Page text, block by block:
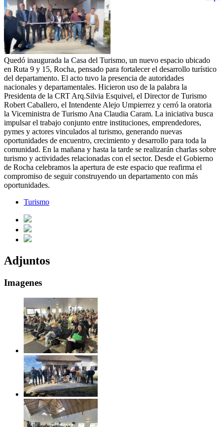
Quedó inaugurada la Casa del Turismo, un nuevo espacio ubicado
en Ruta 9 y 15, Rocha, pensado para fortalecer el desarrollo turístico
del departamento. El acto tuvo la presencia de autoridades
nacionales y departamentales. Hicieron uso de la palabra la
Presidenta de la CRT Arq.Silvia Esquivel, el Director de Turismo
Robert Caballero, el Intendente Alejo Umpierrez y cerró la oratoria
la Viceministra de Turismo Ana Claudia Caram. La iniciativa busca
impulsar el trabajo conjunto entre instituciones, emprendedores,
pymes y actores vinculados al turismo, generando nuevas
oportunidades de encuentro, crecimiento y desarrollo para toda la
comunidad. En la mañana y hasta la tarde se realizarán charlas sobre
turismo y actividades relacionadas con el sector. Desde el Gobierno
de Rocha celebramos la apertura de este espacio que reafirma el
compromiso de seguir construyendo un departamento con más
oportunidades.
Turismo
Adjuntos
Imagenes